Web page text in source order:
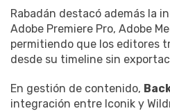
Rabadán destacó además la
Adobe Premiere Pro, Adobe
permitiendo que los editores
desde su timeline sin
En gestión de contenido,
integración entre Iconik y